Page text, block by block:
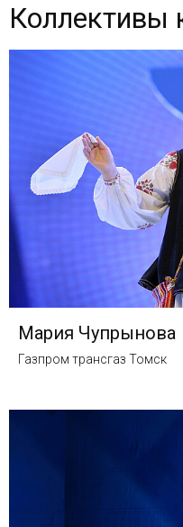
Коллективы
Мария Чупрынова
Газпром трансгаз Томск